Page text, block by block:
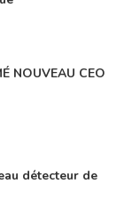
NOUVEAU CEO
détecteur de